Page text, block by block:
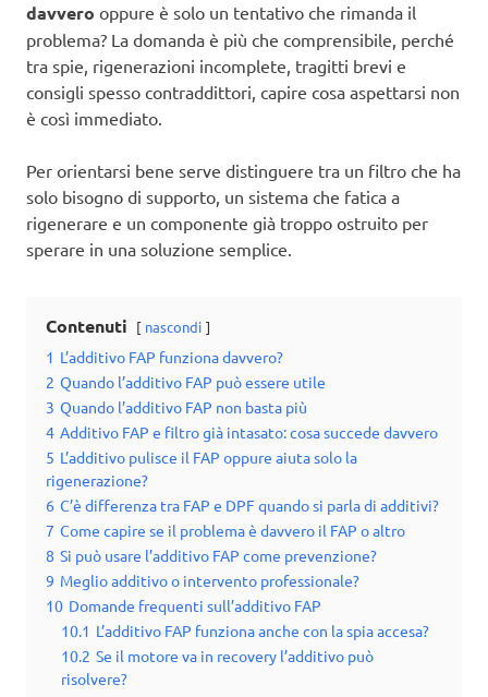
davvero oppure è solo un tentativo che rimanda il
problema? La domanda è più che comprensibile, perché
tra spie, rigenerazioni incomplete, tragitti brevi e
consigli spesso contraddittori, capire cosa aspettarsi non
è così immediato.
Per orientarsi bene serve distinguere tra un filtro che ha
solo bisogno di supporto, un sistema che fatica a
rigenerare e un componente già troppo ostruito per
sperare in una soluzione semplice.
Contenuti nascondi
1 L’additivo FAP funziona davvero?
2 Quando l’additivo FAP può essere utile
3 Quando l’additivo FAP non basta più
4 Additivo FAP e filtro già intasato: cosa succede davvero
5 L’additivo pulisce il FAP oppure aiuta solo la
rigenerazione?
6 C’è differenza tra FAP e DPF quando si parla di additivi?
7 Come capire se il problema è davvero il FAP o altro
8 Si può usare l’additivo FAP come prevenzione?
9 Meglio additivo o intervento professionale?
10 Domande frequenti sull’additivo FAP
10.1 L’additivo FAP funziona anche con la spia accesa?
10.2 Se il motore va in recovery l’additivo può
risolvere?